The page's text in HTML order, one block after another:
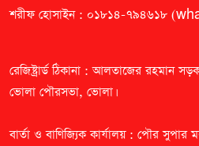
শরীফ হোসাইন : ০১৮১৪-৭৯৪৬১৮
রেজিষ্ট্রার্ড ঠিকানা : আলতাজের রহমান
ভোলা পৌরসভা, ভোলা।
বার্তা ও বাণিজ্যিক কার্যালয় : পৌর সুপার